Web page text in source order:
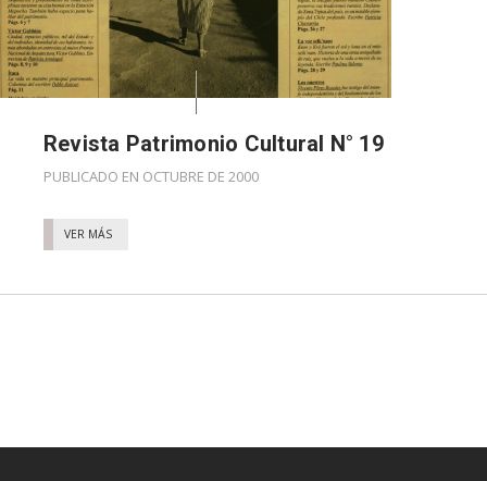
Revista Patrimonio Cultural N° 19
PUBLICADO EN OCTUBRE DE 2000
VER MÁS